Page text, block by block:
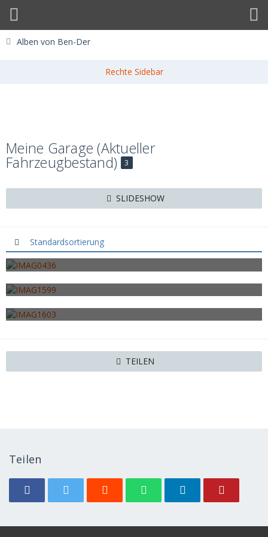
Alben von Ben-Der
Meine Garage (Aktueller
Fahrzeugbestand) 3
SLIDESHOW
Standardsortierung
IMAG0436
21. November 2013
21. November 2013
21. November 2013
TEILEN
Teilen